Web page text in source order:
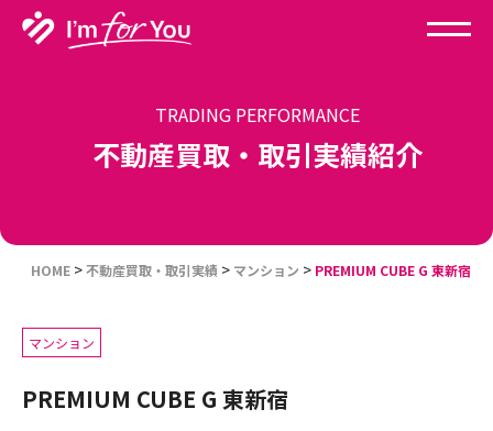
TRADING PERFORMANCE
不動産買取・取引実績紹介
HOME >不動産買取・取引実績 > マンション > PREMIUM CUBE G 東新宿
マンション
PREMIUM CUBE G 東新宿